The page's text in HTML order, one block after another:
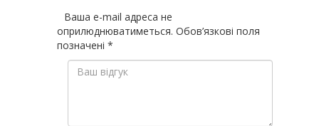
Ваша e-mail адреса не
оприлюднюватиметься. Обов’язкові поля
позначені *